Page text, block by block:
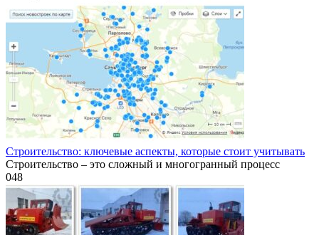
Строительство: ключевые аспекты, которые стоит учитывать
Строительство – это сложный и многогранный процесс
048